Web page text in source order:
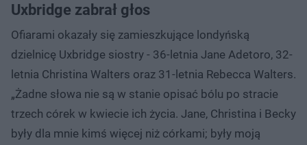
Uxbridge zabrał głos
Ofiarami okazały się zamieszkujące londyńską
dzielnicę Uxbridge siostry - 36-letnia Jane Adetoro, 32-
letnia Christina Walters oraz 31-letnia Rebecca Walters.
„Żadne słowa nie są w stanie opisać bólu po stracie
trzech córek w kwiecie ich życia. Jane, Christina i Becky
były dla mnie kimś więcej niż córkami; były moją